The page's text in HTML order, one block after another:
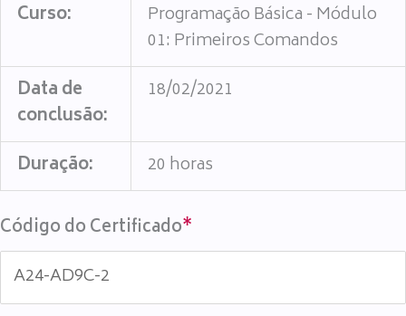
Curso:
Programação Básica - Módulo
01: Primeiros Comandos
Data de
conclusão:
18/02/2021
Duração: 20 horas
Código do Certificado*